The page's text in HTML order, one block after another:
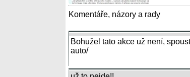
Komentáře, názory a rady
Bohužel tato akce už není,
auto/